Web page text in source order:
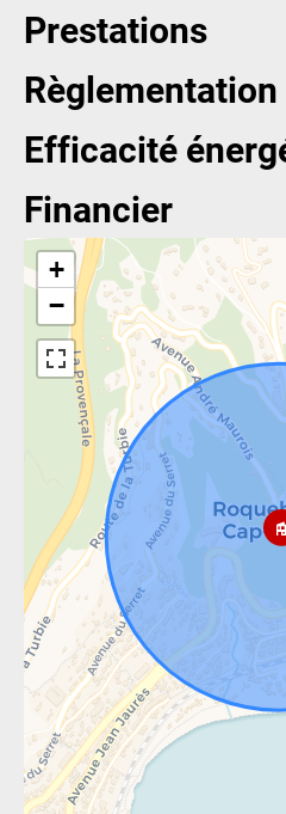
Prestations
Règlementation
Efficacité
Financier
+
−